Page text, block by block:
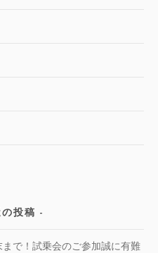
投稿
まで！試乗会のご参加誠に有難